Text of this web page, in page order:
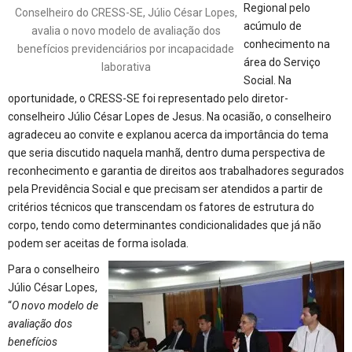
Conselheiro do CRESS-SE, Júlio César Lopes,
avalia o novo modelo de avaliação dos
benefícios previdenciários por incapacidade
laborativa
Regional pelo
acúmulo de
conhecimento na
área do Serviço
Social. Na
oportunidade, o CRESS-SE foi representado pelo diretor-
conselheiro Júlio César Lopes de Jesus. Na ocasião, o conselheiro
agradeceu ao convite e explanou acerca da importância do tema
que seria discutido naquela manhã, dentro duma perspectiva de
reconhecimento e garantia de direitos aos trabalhadores segurados
pela Previdência Social e que precisam ser atendidos a partir de
critérios técnicos que transcendam os fatores de estrutura do
corpo, tendo como determinantes condicionalidades que já não
podem ser aceitas de forma isolada.
Para o conselheiro
Júlio César Lopes,
“O novo modelo de
avaliação dos
benefícios